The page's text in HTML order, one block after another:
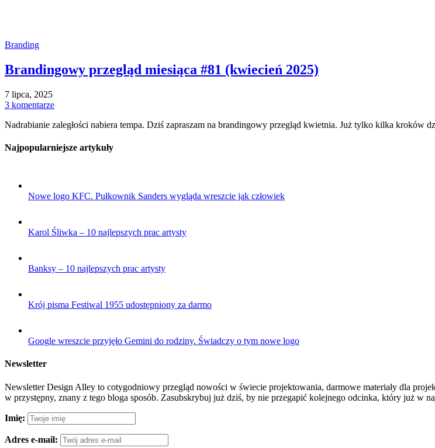
Branding
Brandingowy przegląd miesiąca #81 (kwiecień 2025)
7 lipca, 2025
3 komentarze
Nadrabianie zaległości nabiera tempa. Dziś zapraszam na brandingowy przegląd kwietnia. Już tylko kilka kroków
Najpopularniejsze artykuły
Nowe logo KFC. Pułkownik Sanders wygląda wreszcie jak człowiek
Karol Śliwka – 10 najlepszych prac artysty
Banksy – 10 najlepszych prac artysty
Krój pisma Festiwal 1955 udostępniony za darmo
Google wreszcie przyjęło Gemini do rodziny. Świadczy o tym nowe logo
Newsletter
Newsletter Design Alley to cotygodniowy przegląd nowości w świecie projektowania, darmowe materiały dla
w przystępny, znany z tego bloga sposób. Zasubskrybuj już dziś, by nie przegapić kolejnego odcinka, który już w
Imię:
Adres e-mail: